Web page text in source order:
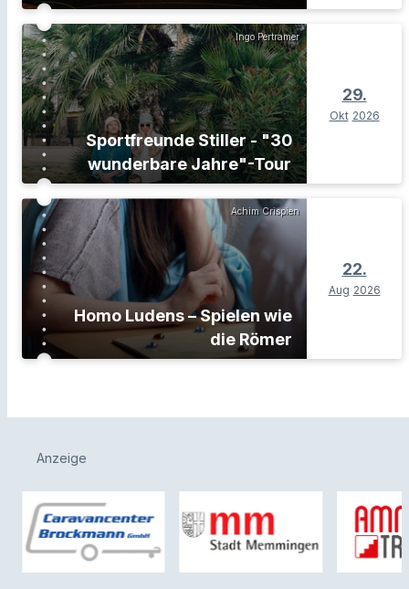
Ingo Pertramer
Sportfreunde Stiller - "30
wunderbare Jahre"-Tour
29.
Okt 2026
Achim Crispien
Homo Ludens – Spielen wie
die Römer
22.
Aug 2026
Anzeige